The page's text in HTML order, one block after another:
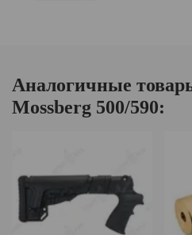
Аналогичные
Mossberg 500/590: